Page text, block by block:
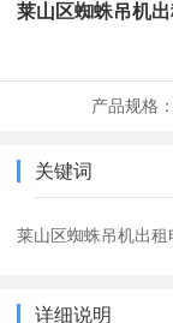
莱山区蜘蛛吊机
产品规格：
关键词
莱山区蜘蛛吊机出租
详细说明